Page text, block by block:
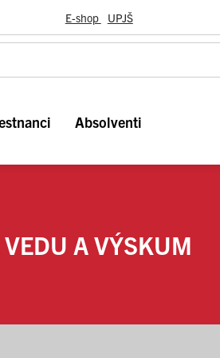
E-shop UPJŠ
Absolventi
A VÝSKUM